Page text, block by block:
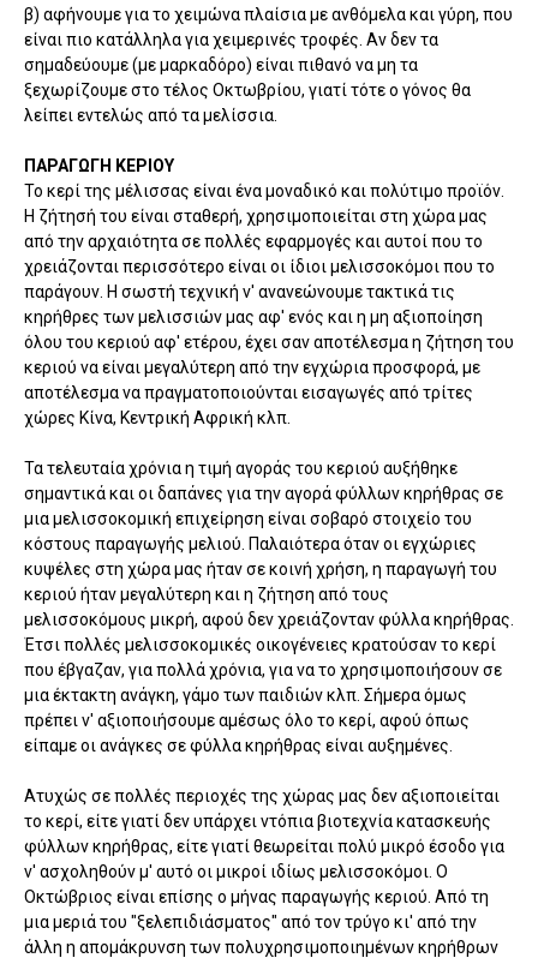
β) αφήνουμε για το χειμώνα πλαίσια με ανθόμελα και γύρη, που
είναι πιο κατάλληλα για χειμερινές τροφές. Αν δεν τα
σημαδεύουμε (με μαρκαδόρο) είναι πιθανό να μη τα
ξεχωρίζουμε στο τέλος Οκτωβρίου, γιατί τότε ο γόνος θα
λείπει εντελώς από τα μελίσσια.
ΠΑΡΑΓΩΓΗ ΚΕΡΙΟΥ
Το κερί της μέλισσας είναι ένα μοναδικό και πολύτιμο προϊόν.
Η ζήτησή του είναι σταθερή, χρησιμοποιείται στη χώρα μας
από την αρχαιότητα σε πολλές εφαρμογές και αυτοί που το
χρειάζονται περισσότερο είναι οι ίδιοι μελισσοκόμοι που το
παράγουν. Η σωστή τεχνική ν' ανανεώνουμε τακτικά τις
κηρήθρες των μελισσιών μας αφ' ενός και η μη αξιοποίηση
όλου του κεριού αφ' ετέρου, έχει σαν αποτέλεσμα η ζήτηση του
κεριού να είναι μεγαλύτερη από την εγχώρια προσφορά, με
αποτέλεσμα να πραγματοποιούνται εισαγωγές από τρίτες
χώρες Κίνα, Κεντρική Αφρική κλπ.
Τα τελευταία χρόνια η τιμή αγοράς του κεριού αυξήθηκε
σημαντικά και οι δαπάνες για την αγορά φύλλων κηρήθρας σε
μια μελισσοκομική επιχείρηση είναι σοβαρό στοιχείο του
κόστους παραγωγής μελιού. Παλαιότερα όταν οι εγχώριες
κυψέλες στη χώρα μας ήταν σε κοινή χρήση, η παραγωγή του
κεριού ήταν μεγαλύτερη και η ζήτηση από τους
μελισσοκόμους μικρή, αφού δεν χρειάζονταν φύλλα κηρήθρας.
Έτσι πολλές μελισσοκομικές οικογένειες κρατούσαν το κερί
που έβγαζαν, για πολλά χρόνια, για να το χρησιμοποιήσουν σε
μια έκτακτη ανάγκη, γάμο των παιδιών κλπ. Σήμερα όμως
πρέπει ν' αξιοποιήσουμε αμέσως όλο το κερί, αφού όπως
είπαμε οι ανάγκες σε φύλλα κηρήθρας είναι αυξημένες.
Ατυχώς σε πολλές περιοχές της χώρας μας δεν αξιοποιείται
το κερί, είτε γιατί δεν υπάρχει ντόπια βιοτεχνία κατασκευής
φύλλων κηρήθρας, είτε γιατί θεωρείται πολύ μικρό έσοδο για
ν' ασχοληθούν μ' αυτό οι μικροί ιδίως μελισσοκόμοι. Ο
Οκτώβριος είναι επίσης ο μήνας παραγωγής κεριού. Από τη
μια μεριά του "ξελεπιδιάσματος" από τον τρύγο κι' από την
άλλη η απομάκρυνση των πολυχρησιμοποιημένων κηρήθρων